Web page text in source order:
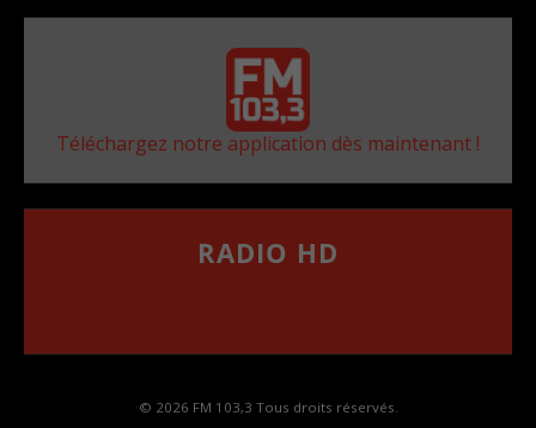
Téléchargez notre application dès maintenant !
RADIO HD
© 2026 FM 103,3 Tous droits réservés.